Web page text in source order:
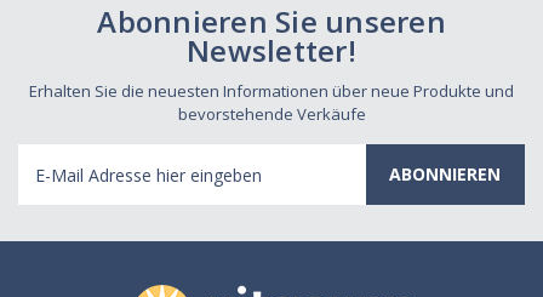
Abonnieren Sie unseren
Newsletter!
Erhalten Sie die neuesten Informationen über neue Produkte und
bevorstehende Verkäufe
Mail
Adresse